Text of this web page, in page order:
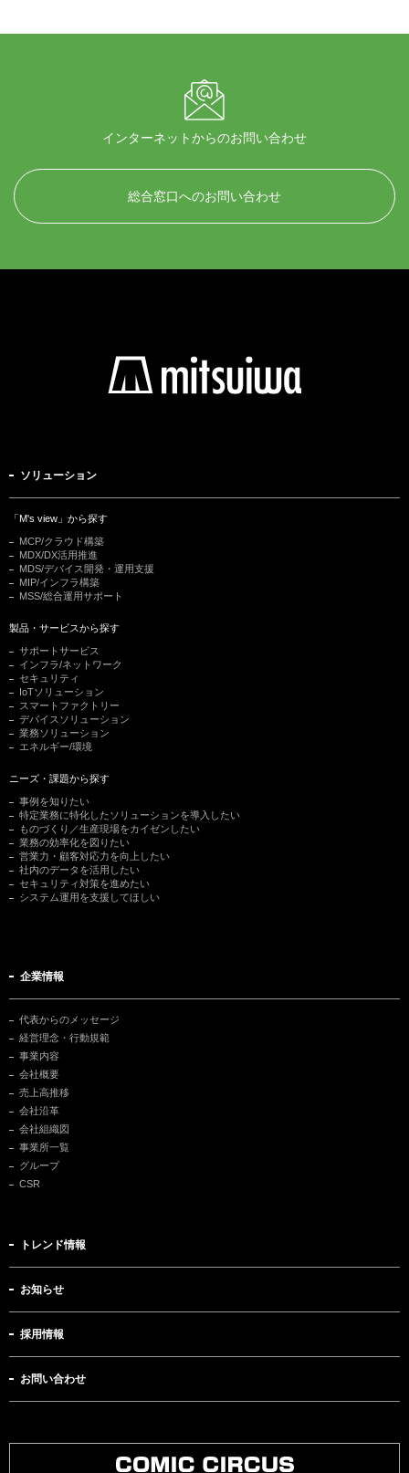
インターネットからのお問い合わせ
総合窓口へのお問い合わせ
ソリューション
「M's view」から探す
MCP/クラウド構築
MDX/DX活用推進
MDS/デバイス開発・運用支援
MIP/インフラ構築
MSS/総合運用サポート
製品・サービスから探す
サポートサービス
インフラ/ネットワーク
セキュリティ
IoTソリューション
スマートファクトリー
デバイスソリューション
業務ソリューション
エネルギー/環境
ニーズ・課題から探す
事例を知りたい
特定業務に特化したソリューションを導入したい
ものづくり／生産現場をカイゼンしたい
業務の効率化を図りたい
営業力・顧客対応力を向上したい
社内のデータを活用したい
セキュリティ対策を進めたい
システム運用を支援してほしい
企業情報
代表からのメッセージ
経営理念・行動規範
事業内容
会社概要
売上高推移
会社沿革
会社組織図
事業所一覧
グループ
CSR
トレンド情報
お知らせ
採用情報
お問い合わせ